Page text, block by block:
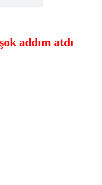
addım atdı